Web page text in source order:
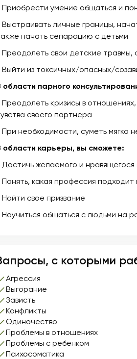
умение общаться и
личные границы,
начать сепарацию с детьми
свои детские
из токсичных/опасных/
области парного
кризисы в отношениях,
своего партнера
необходимости, суметь мягко
области карьеры, вы сможете:
желаемого и нравящегося
какая профессия подходит
свое призвание
общаться с людьми на
с которыми
Агрессия
Выгорание
Зависть
Конфликты
Одиночество
Проблемы в отношениях
Проблемы с ребенком
Психосоматика